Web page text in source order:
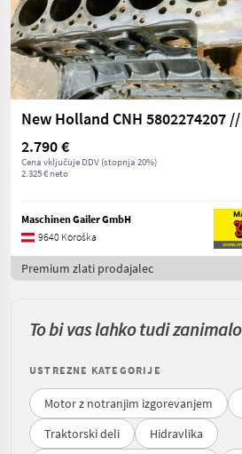
2.790 €
Cena vključuje DDV (stopnja 20%)
2.325 € neto
Maschinen Gailer GmbH
9640 Koroška
Premium zlati prodajalec
To bi vas lahko tudi zanimalo
USTREZNE KATEGORIJE
Motor z notranjim izgorevanjem
Traktorski deli
Hidravlika